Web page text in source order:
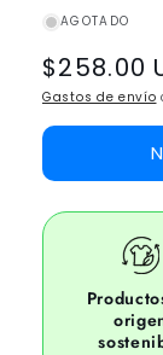
AGOTADO
Regular
price
$258.00
Gastos de envío